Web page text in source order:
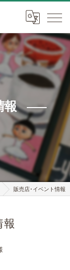
報
販売店･イベント情報
報